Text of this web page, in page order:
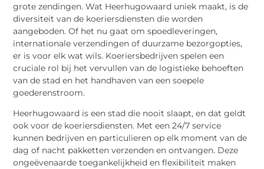
grote zendingen. Wat Heerhugowaard uniek maakt, is de
diversiteit van de koeriersdiensten die worden
aangeboden. Of het nu gaat om spoedleveringen,
internationale verzendingen of duurzame bezorgopties,
er is voor elk wat wils. Koeriersbedrijven spelen een
cruciale rol bij het vervullen van de logistieke behoeften
van de stad en het handhaven van een soepele
goederenstroom.
Heerhugowaard is een stad die nooit slaapt, en dat geldt
ook voor de koeriersdiensten. Met een 24/7 service
kunnen bedrijven en particulieren op elk moment van de
dag of nacht pakketten verzenden en ontvangen. Deze
ongeëvenaarde toegankelijkheid en flexibiliteit maken